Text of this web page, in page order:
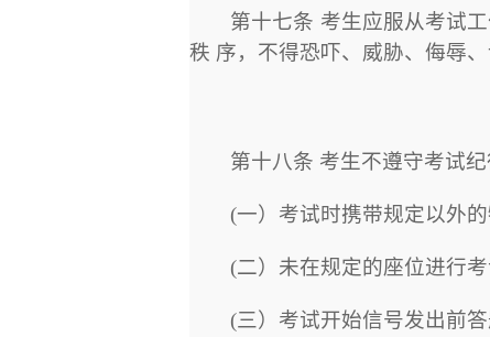
第十七条 考生应服从考试
秩 序，不得恐吓、威胁、侮辱
第十八条 考生不遵守考试
(一）考试时携带规定以外
(二）未在规定的座位进行考
(三）考试开始信号发出前